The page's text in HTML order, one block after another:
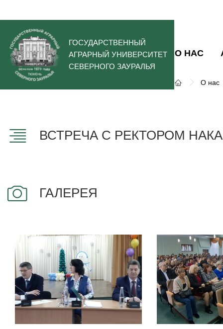
ГОСУДАРСТВЕННЫЙ
АГРАРНЫЙ УНИВЕРСИТЕТ
СЕВЕРНОГО ЗАУРАЛЬЯ
О НАС
О нас
ВСТРЕЧА С РЕКТОРОМ
ГАЛЕРЕЯ